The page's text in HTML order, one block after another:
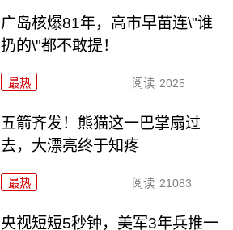
广岛核爆81年，高市早苗连\"谁
扔的\"都不敢提！
最热 阅读 2025
五箭齐发！熊猫这一巴掌扇过
去，大漂亮终于知疼
最热 阅读 21083
央视短短5秒钟，美军3年兵推一